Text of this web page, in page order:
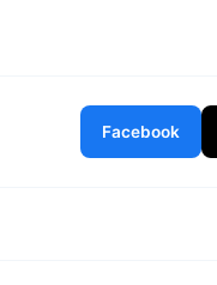
Facebook